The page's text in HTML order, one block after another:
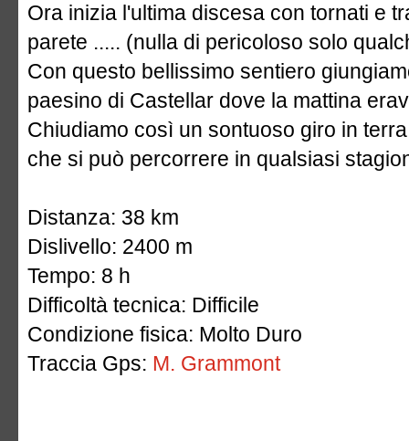
Ora inizia l'ultima discesa con tornati e
parete ..... (nulla di pericoloso solo
Con questo bellissimo sentiero
paesino di Castellar dove la mattina
Chiudiamo così un sontuoso giro in
che si può percorrere in qualsiasi
Distanza: 38 km
Dislivello: 2400 m
Tempo: 8 h
Difficoltà tecnica: Difficile
Condizione fisica: Molto Duro
Traccia Gps: M. Grammont